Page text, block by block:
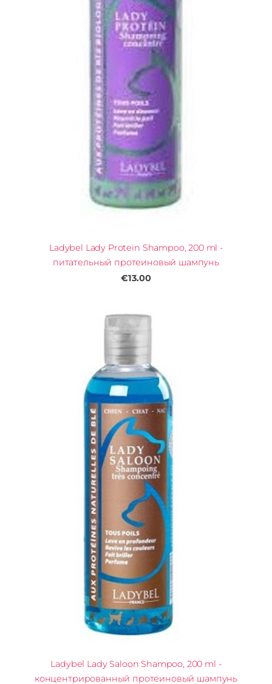
Ladybel Lady Protein Shampoo, 200 ml -
питательный протеиновый шампунь
€13.00
Ladybel Lady Saloon Shampoo, 200 ml -
концентрированный протеиновый шампунь